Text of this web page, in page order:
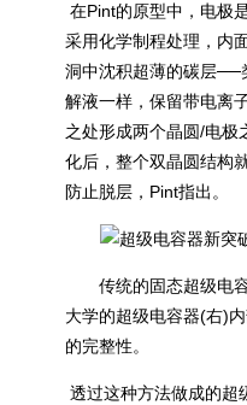
在Pint的原型中，电极
采用化学制程处理，内
洞中沈积超薄的碳层──
解液一样，保留带电离
之处形成两个晶圆/电极
化后，整个双晶圆结构
防止脱层，Pint指出。
传统的固态超级电容
大学的超级电容器(右)
的完整性。
透过这种方法做成的超